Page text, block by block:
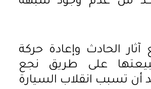
الحادث وإعادة حركة
على طريق نجع
أن تسبب انقلاب السيارة